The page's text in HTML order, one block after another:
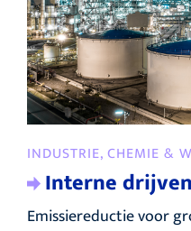
INDUSTRIE, CHEMIE &
Interne
Emissiereductie voor